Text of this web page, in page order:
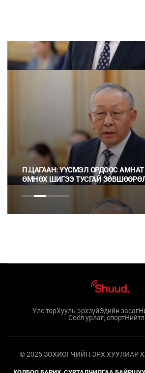
П.ЦАГААН: ҮҮСМЭЛ ОРДООС
ӨМНӨХ ШИГЭЭ ТУСГАЙ
Улс төрХууль эрхзүйЭдийн засаг
Соёл урлаг, спорт
© 2025 ЗОХИОГЧИЙН ЭРХ ХУУЛИАР